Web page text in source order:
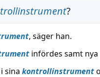
?
, säger han.
infördes samt
sina kontrollinstrument